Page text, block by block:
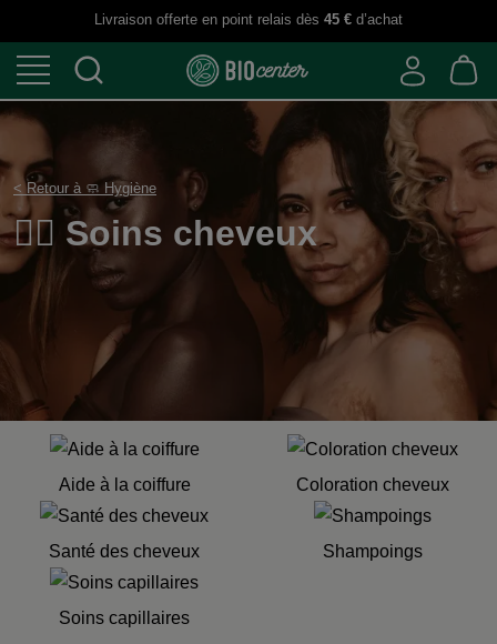
Livraison offerte en point relais dès 45 € d’achat
< Retour à 🧼 Hygiène
💇‍♀️ Soins cheveux
Aide à la coiffure Coloration cheveux
Santé des cheveux Shampoings
Soins capillaires